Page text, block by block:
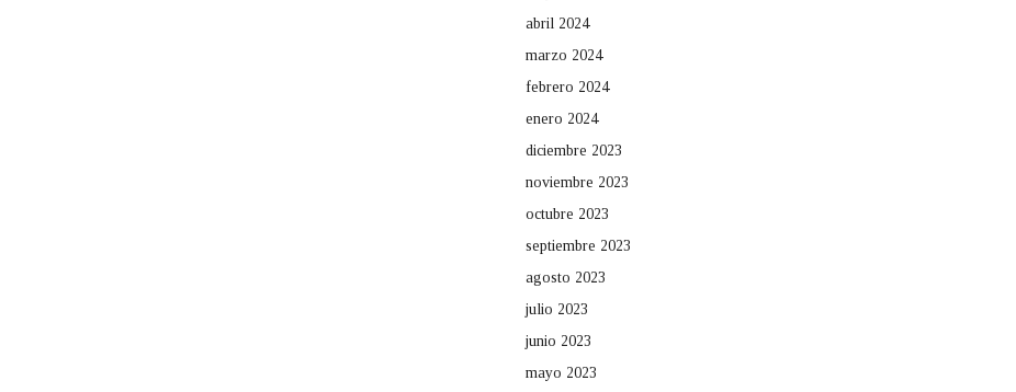
abril 2024
marzo 2024
febrero 2024
enero 2024
diciembre 2023
noviembre 2023
octubre 2023
septiembre 2023
agosto 2023
julio 2023
junio 2023
mayo 2023